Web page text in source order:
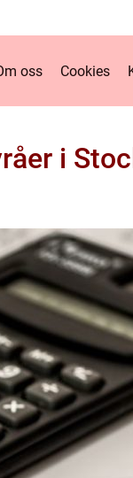
oss Cookies
i